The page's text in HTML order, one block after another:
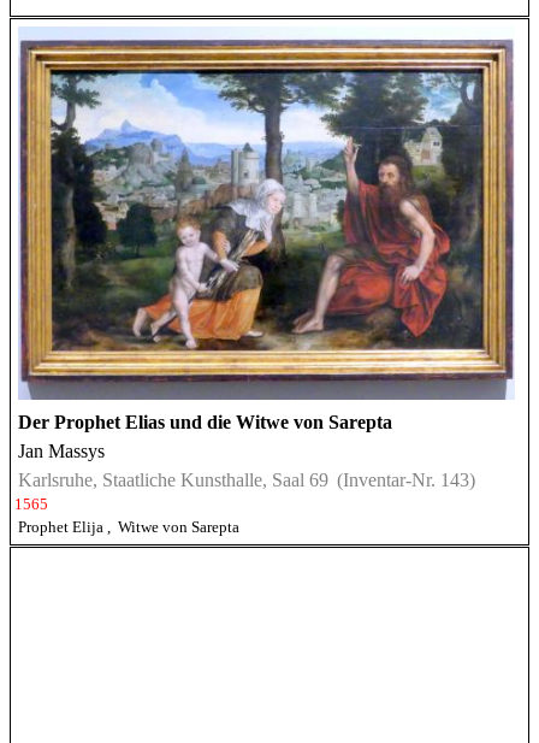
Der Prophet Elias und die Witwe von Sarepta
Jan Massys
Karlsruhe, Staatliche Kunsthalle, Saal 69 (Inventar-Nr. 143)
1565
Prophet Elija
Witwe von Sarepta